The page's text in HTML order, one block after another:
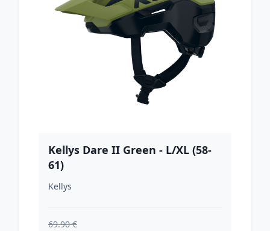
Kellys Dare II Green - L/XL (58-
61)
Kellys
69.90 €